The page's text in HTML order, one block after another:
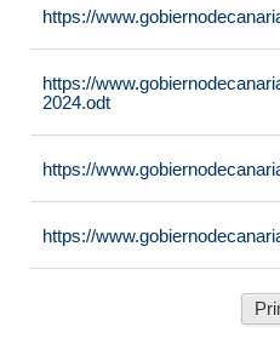
https://
https://
2024.odt
https://
https://